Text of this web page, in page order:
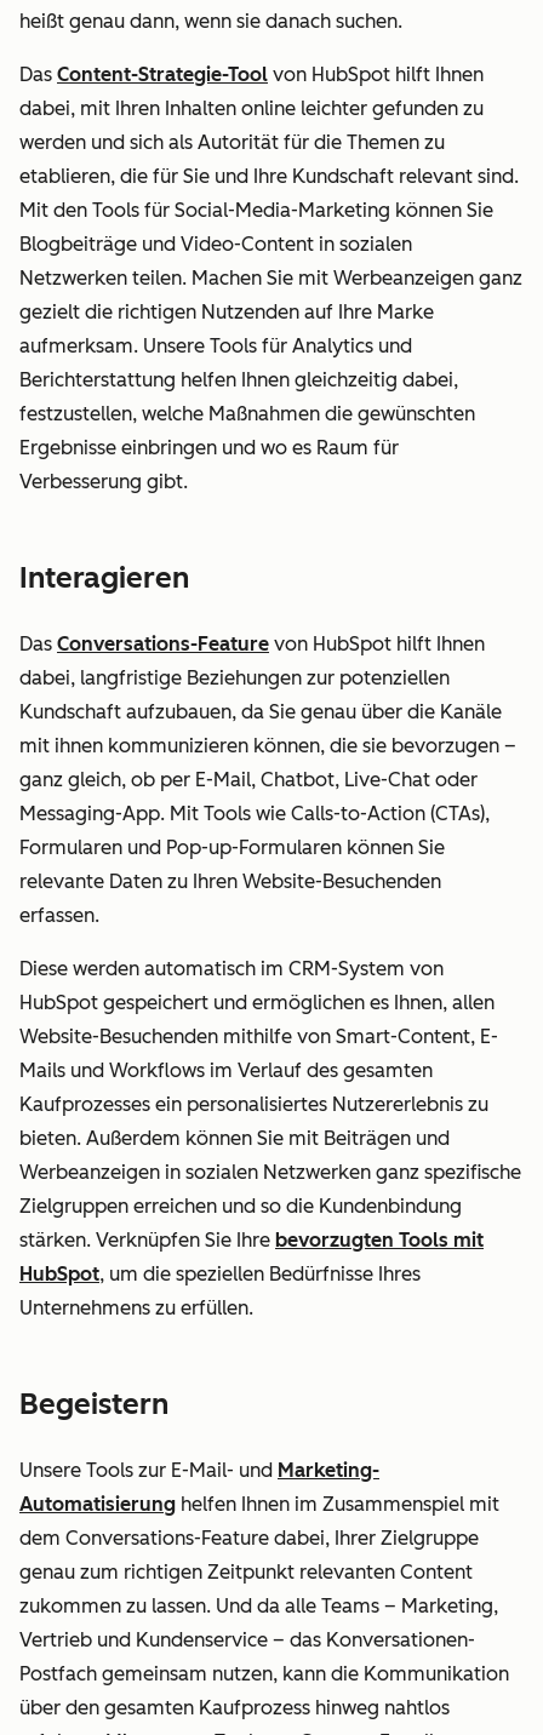
heißt genau dann, wenn sie danach suchen.
Das Content-Strategie-Tool von HubSpot hilft Ihnen
dabei, mit Ihren Inhalten online leichter gefunden zu
werden und sich als Autorität für die Themen zu
etablieren, die für Sie und Ihre Kundschaft relevant sind.
Mit den Tools für Social-Media-Marketing können Sie
Blogbeiträge und Video-Content in sozialen
Netzwerken teilen. Machen Sie mit Werbeanzeigen ganz
gezielt die richtigen Nutzenden auf Ihre Marke
aufmerksam. Unsere Tools für Analytics und
Berichterstattung helfen Ihnen gleichzeitig dabei,
festzustellen, welche Maßnahmen die gewünschten
Ergebnisse einbringen und wo es Raum für
Verbesserung gibt.
Interagieren
Das Conversations-Feature von HubSpot hilft Ihnen
dabei, langfristige Beziehungen zur potenziellen
Kundschaft aufzubauen, da Sie genau über die Kanäle
mit ihnen kommunizieren können, die sie bevorzugen –
ganz gleich, ob per E-Mail, Chatbot, Live-Chat oder
Messaging-App. Mit Tools wie Calls-to-Action (CTAs),
Formularen und Pop-up-Formularen können Sie
relevante Daten zu Ihren Website-Besuchenden
erfassen.
Diese werden automatisch im CRM-System von
HubSpot gespeichert und ermöglichen es Ihnen, allen
Website-Besuchenden mithilfe von Smart-Content, E-
Mails und Workflows im Verlauf des gesamten
Kaufprozesses ein personalisiertes Nutzererlebnis zu
bieten. Außerdem können Sie mit Beiträgen und
Werbeanzeigen in sozialen Netzwerken ganz spezifische
Zielgruppen erreichen und so die Kundenbindung
stärken. Verknüpfen Sie Ihre bevorzugten Tools mit
HubSpot, um die speziellen Bedürfnisse Ihres
Unternehmens zu erfüllen.
Begeistern
Unsere Tools zur E-Mail- und Marketing-
Automatisierung helfen Ihnen im Zusammenspiel mit
dem Conversations-Feature dabei, Ihrer Zielgruppe
genau zum richtigen Zeitpunkt relevanten Content
zukommen zu lassen. Und da alle Teams – Marketing,
Vertrieb und Kundenservice – das Konversationen-
Postfach gemeinsam nutzen, kann die Kommunikation
über den gesamten Kaufprozess hinweg nahtlos